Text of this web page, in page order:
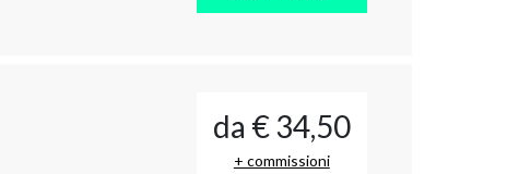
da € 34,50
+ commissioni